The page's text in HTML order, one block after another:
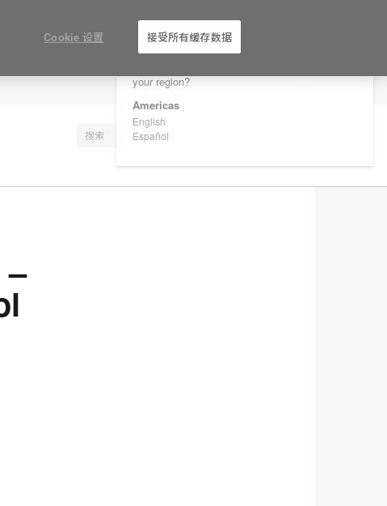
Are you in United States?
your region?
Americas
English
Español
Cookie 设置 接受所有缓存数据